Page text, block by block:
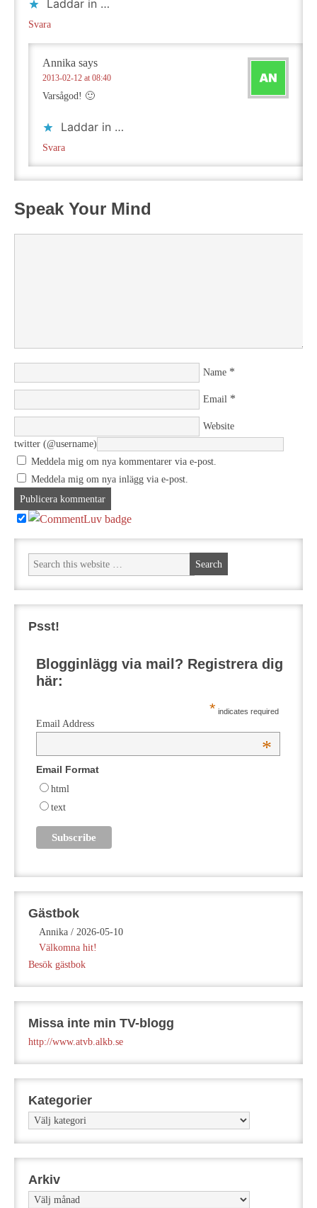
Laddar in …
Svara
Annika says
2013-02-12 at 08:40
Varsågod! 🙂
Laddar in …
Svara
Speak Your Mind
Name *
Email *
Website
twitter (@username)
Meddela mig om nya kommentarer via e-post.
Meddela mig om nya inlägg via e-post.
Psst!
Blogginlägg via mail? Registrera dig
här:
* indicates required
Email Address
*
Email Format
html
text
Gästbok
Annika / 2026-05-10
Välkomna hit!
Besök gästbok
Missa inte min TV-blogg
http://www.atvb.alkb.se
Kategorier
Kategorier
Arkiv
Arkiv